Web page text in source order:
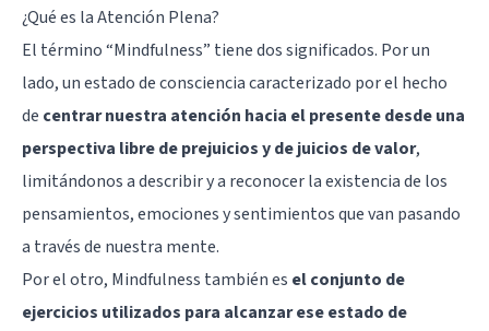
¿Qué es la Atención Plena?
El término “Mindfulness” tiene dos significados. Por un
lado, un estado de consciencia caracterizado por el hecho
de centrar nuestra atención hacia el presente desde una
perspectiva libre de prejuicios y de juicios de valor,
limitándonos a describir y a reconocer la existencia de los
pensamientos, emociones y sentimientos que van pasando
a través de nuestra mente.
Por el otro, Mindfulness también es el conjunto de
ejercicios utilizados para alcanzar ese estado de